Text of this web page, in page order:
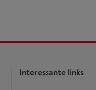
Interessante links